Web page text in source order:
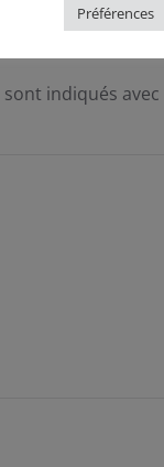
indiqués avec
Préférences